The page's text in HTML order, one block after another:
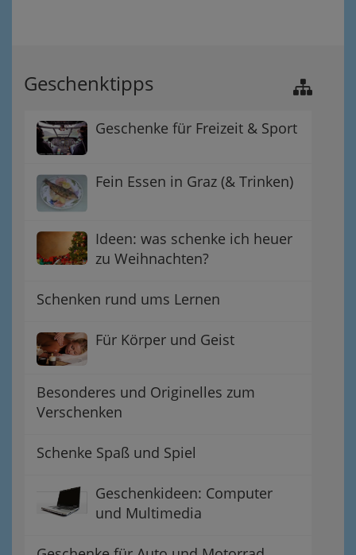
Geschenktipps
Geschenke für Freizeit & Sport
Fein Essen in Graz (& Trinken)
Ideen: was schenke ich heuer
zu Weihnachten?
Schenken rund ums Lernen
Für Körper und Geist
Besonderes und Originelles zum
Verschenken
Schenke Spaß und Spiel
Geschenkideen: Computer
und Multimedia